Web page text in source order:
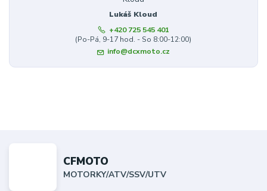
Lukáš Kloud
+420 725 545 401
(Po-Pá, 9-17 hod. - So 8:00-12:00)
info@dcxmoto.cz
CFMOTO
MOTORKY/ATV/SSV/UTV